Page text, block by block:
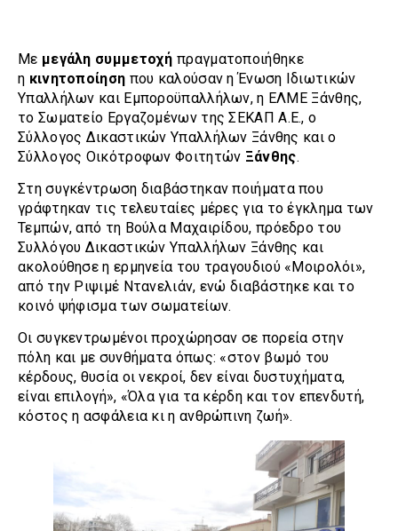
Με μεγάλη συμμετοχή πραγματοποιήθηκε
η κινητοποίηση που καλούσαν η Ένωση Ιδιωτικών
Υπαλλήλων και Εμποροϋπαλλήλων, η ΕΛΜΕ Ξάνθης,
το Σωματείο Εργαζομένων της ΣΕΚΑΠ Α.Ε., ο
Σύλλογος Δικαστικών Υπαλλήλων Ξάνθης και ο
Σύλλογος Οικότροφων Φοιτητών Ξάνθης.
Στη συγκέντρωση διαβάστηκαν ποιήματα που
γράφτηκαν τις τελευταίες μέρες για το έγκλημα των
Τεμπών, από τη Βούλα Μαχαιρίδου, πρόεδρο του
Συλλόγου Δικαστικών Υπαλλήλων Ξάνθης και
ακολούθησε η ερμηνεία του τραγουδιού «Μοιρολόι»,
από την Ριψιμέ Ντανελιάν, ενώ διαβάστηκε και το
κοινό ψήφισμα των σωματείων.
Οι συγκεντρωμένοι προχώρησαν σε πορεία στην
πόλη και με συνθήματα όπως: «στον βωμό του
κέρδους, θυσία οι νεκροί, δεν είναι δυστυχήματα,
είναι επιλογή», «Όλα για τα κέρδη και τον επενδυτή,
κόστος η ασφάλεια κι η ανθρώπινη ζωή».